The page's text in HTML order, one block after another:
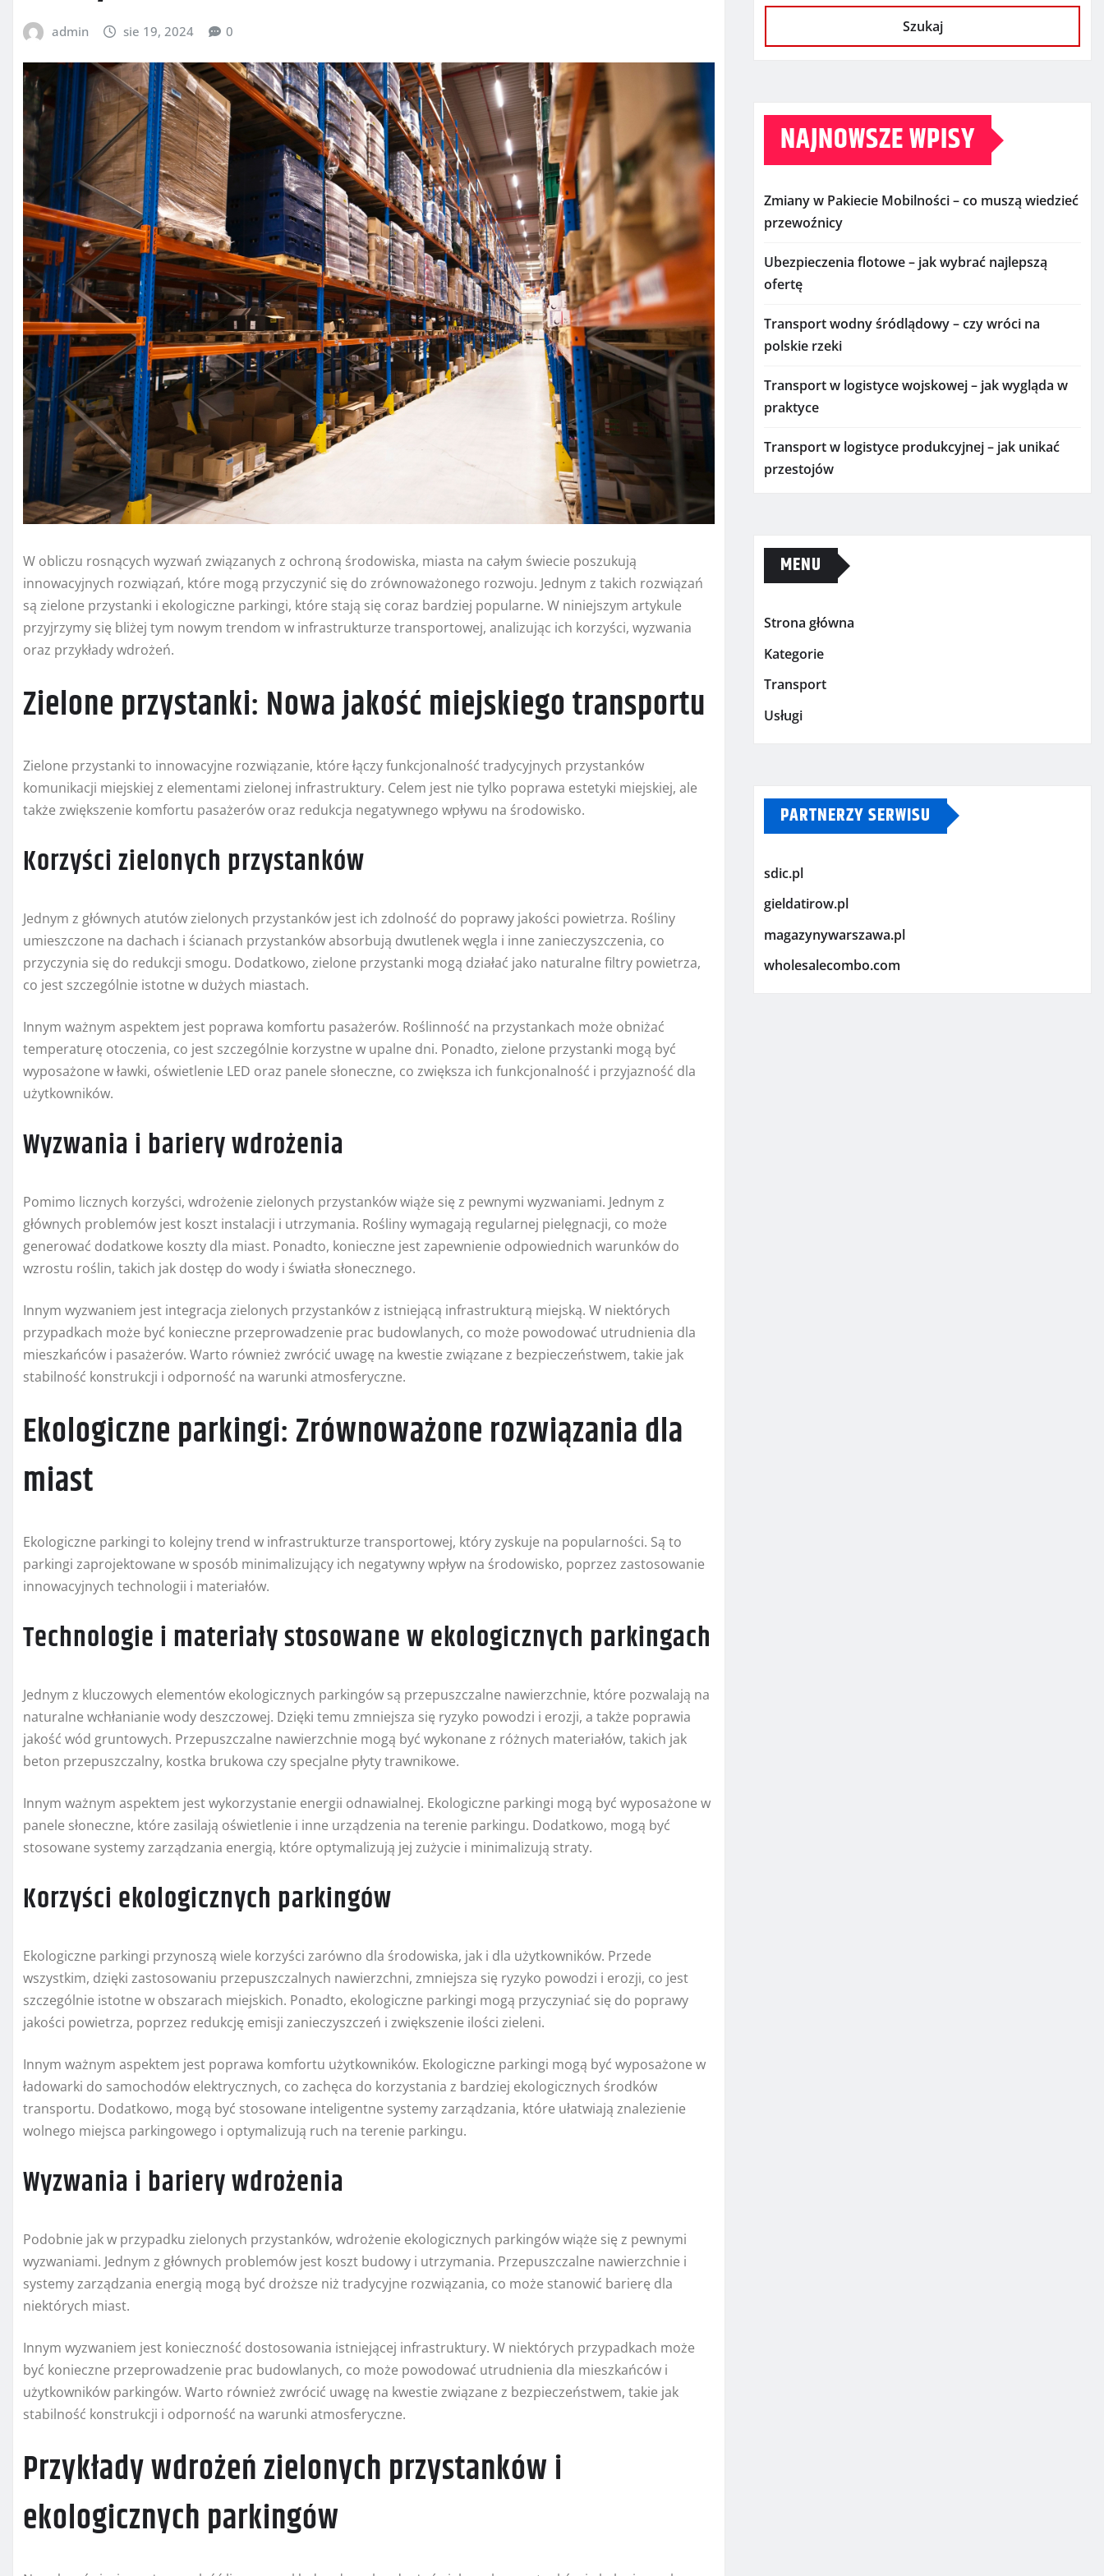
admin sie 19, 2024 0
W obliczu rosnących wyzwań związanych z ochroną środowiska, miasta na całym świecie poszukują
innowacyjnych rozwiązań, które mogą przyczynić się do zrównoważonego rozwoju. Jednym z takich rozwiązań
są zielone przystanki i ekologiczne parkingi, które stają się coraz bardziej popularne. W niniejszym artykule
przyjrzymy się bliżej tym nowym trendom w infrastrukturze transportowej, analizując ich korzyści, wyzwania
oraz przykłady wdrożeń.
Zielone przystanki: Nowa jakość miejskiego transportu
Zielone przystanki to innowacyjne rozwiązanie, które łączy funkcjonalność tradycyjnych przystanków
komunikacji miejskiej z elementami zielonej infrastruktury. Celem jest nie tylko poprawa estetyki miejskiej, ale
także zwiększenie komfortu pasażerów oraz redukcja negatywnego wpływu na środowisko.
Korzyści zielonych przystanków
Jednym z głównych atutów zielonych przystanków jest ich zdolność do poprawy jakości powietrza. Rośliny
umieszczone na dachach i ścianach przystanków absorbują dwutlenek węgla i inne zanieczyszczenia, co
przyczynia się do redukcji smogu. Dodatkowo, zielone przystanki mogą działać jako naturalne filtry powietrza,
co jest szczególnie istotne w dużych miastach.
Innym ważnym aspektem jest poprawa komfortu pasażerów. Roślinność na przystankach może obniżać
temperaturę otoczenia, co jest szczególnie korzystne w upalne dni. Ponadto, zielone przystanki mogą być
wyposażone w ławki, oświetlenie LED oraz panele słoneczne, co zwiększa ich funkcjonalność i przyjazność dla
użytkowników.
Wyzwania i bariery wdrożenia
Pomimo licznych korzyści, wdrożenie zielonych przystanków wiąże się z pewnymi wyzwaniami. Jednym z
głównych problemów jest koszt instalacji i utrzymania. Rośliny wymagają regularnej pielęgnacji, co może
generować dodatkowe koszty dla miast. Ponadto, konieczne jest zapewnienie odpowiednich warunków do
wzrostu roślin, takich jak dostęp do wody i światła słonecznego.
Innym wyzwaniem jest integracja zielonych przystanków z istniejącą infrastrukturą miejską. W niektórych
przypadkach może być konieczne przeprowadzenie prac budowlanych, co może powodować utrudnienia dla
mieszkańców i pasażerów. Warto również zwrócić uwagę na kwestie związane z bezpieczeństwem, takie jak
stabilność konstrukcji i odporność na warunki atmosferyczne.
Ekologiczne parkingi: Zrównoważone rozwiązania dla
miast
Ekologiczne parkingi to kolejny trend w infrastrukturze transportowej, który zyskuje na popularności. Są to
parkingi zaprojektowane w sposób minimalizujący ich negatywny wpływ na środowisko, poprzez zastosowanie
innowacyjnych technologii i materiałów.
Technologie i materiały stosowane w ekologicznych parkingach
Jednym z kluczowych elementów ekologicznych parkingów są przepuszczalne nawierzchnie, które pozwalają na
naturalne wchłanianie wody deszczowej. Dzięki temu zmniejsza się ryzyko powodzi i erozji, a także poprawia
jakość wód gruntowych. Przepuszczalne nawierzchnie mogą być wykonane z różnych materiałów, takich jak
beton przepuszczalny, kostka brukowa czy specjalne płyty trawnikowe.
Innym ważnym aspektem jest wykorzystanie energii odnawialnej. Ekologiczne parkingi mogą być wyposażone w
panele słoneczne, które zasilają oświetlenie i inne urządzenia na terenie parkingu. Dodatkowo, mogą być
stosowane systemy zarządzania energią, które optymalizują jej zużycie i minimalizują straty.
Korzyści ekologicznych parkingów
Ekologiczne parkingi przynoszą wiele korzyści zarówno dla środowiska, jak i dla użytkowników. Przede
wszystkim, dzięki zastosowaniu przepuszczalnych nawierzchni, zmniejsza się ryzyko powodzi i erozji, co jest
szczególnie istotne w obszarach miejskich. Ponadto, ekologiczne parkingi mogą przyczyniać się do poprawy
jakości powietrza, poprzez redukcję emisji zanieczyszczeń i zwiększenie ilości zieleni.
Innym ważnym aspektem jest poprawa komfortu użytkowników. Ekologiczne parkingi mogą być wyposażone w
ładowarki do samochodów elektrycznych, co zachęca do korzystania z bardziej ekologicznych środków
transportu. Dodatkowo, mogą być stosowane inteligentne systemy zarządzania, które ułatwiają znalezienie
wolnego miejsca parkingowego i optymalizują ruch na terenie parkingu.
Wyzwania i bariery wdrożenia
Podobnie jak w przypadku zielonych przystanków, wdrożenie ekologicznych parkingów wiąże się z pewnymi
wyzwaniami. Jednym z głównych problemów jest koszt budowy i utrzymania. Przepuszczalne nawierzchnie i
systemy zarządzania energią mogą być droższe niż tradycyjne rozwiązania, co może stanowić barierę dla
niektórych miast.
Innym wyzwaniem jest konieczność dostosowania istniejącej infrastruktury. W niektórych przypadkach może
być konieczne przeprowadzenie prac budowlanych, co może powodować utrudnienia dla mieszkańców i
użytkowników parkingów. Warto również zwrócić uwagę na kwestie związane z bezpieczeństwem, takie jak
stabilność konstrukcji i odporność na warunki atmosferyczne.
Przykłady wdrożeń zielonych przystanków i
ekologicznych parkingów
Szukaj
NAJNOWSZE WPISY
Zmiany w Pakiecie Mobilności – co muszą wiedzieć
przewoźnicy
Ubezpieczenia flotowe – jak wybrać najlepszą
ofertę
Transport wodny śródlądowy – czy wróci na
polskie rzeki
Transport w logistyce wojskowej – jak wygląda w
praktyce
Transport w logistyce produkcyjnej – jak unikać
przestojów
MENU
Strona główna
Kategorie
Transport
Usługi
PARTNERZY SERWISU
sdic.pl
gieldatirow.pl
magazynywarszawa.pl
wholesalecombo.com